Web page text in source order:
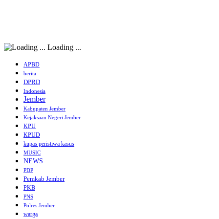
Loading ...
APBD
berita
DPRD
Indonesia
Jember
Kabupaten Jember
Kejaksaan Negeri Jember
KPU
KPUD
kupas peristiwa kasus
MUSIC
NEWS
PDP
Pemkab Jember
PKB
PNS
Polres Jember
warga